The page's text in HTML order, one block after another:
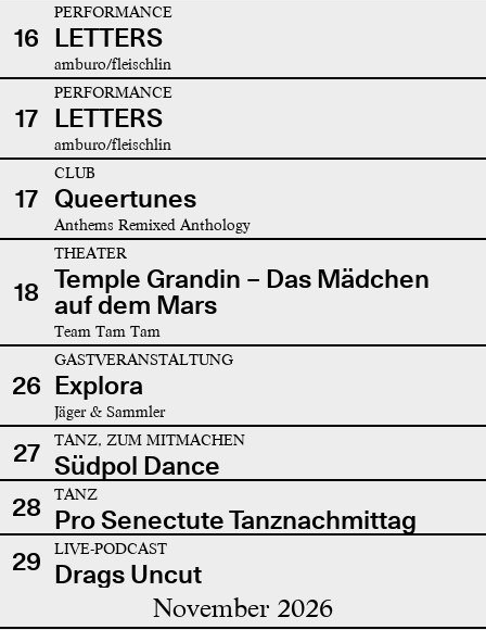
16
PERFORMANCE
LETTERS
amburo/fleischlin
17
PERFORMANCE
LETTERS
amburo/fleischlin
17
CLUB
Queertunes
Anthems Remixed Anthology
18
THEATER
Temple Grandin – Das Mädchen
auf dem Mars
Team Tam Tam
26
GASTVERANSTALTUNG
Explora
Jäger & Sammler
27 TANZ, ZUM MITMACHEN
Südpol Dance
28
TANZ
Pro Senectute Tanznachmittag
29
LIVE-PODCAST
Drags Uncut
November 2026